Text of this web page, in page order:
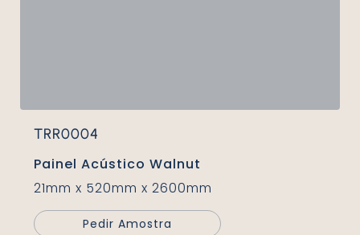
TRR0004
Painel Acústico Walnut
21mm x 520mm x 2600mm
Pedir Amostra